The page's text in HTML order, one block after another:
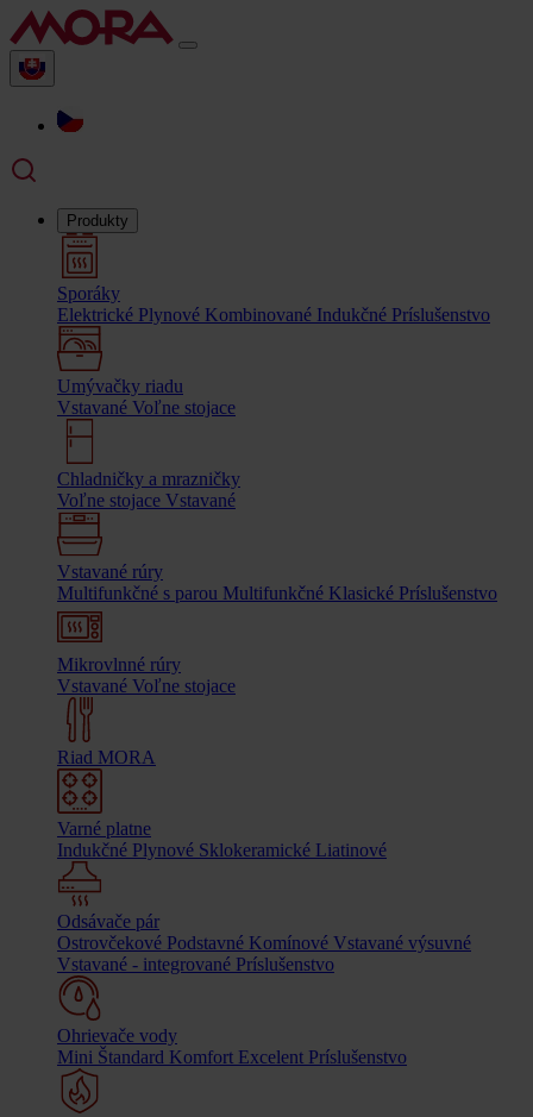
Produkty
Sporáky
Elektrické Plynové Kombinované Indukčné Príslušenstvo
Umývačky riadu
Vstavané Voľne stojace
Chladničky a mrazničky
Voľne stojace Vstavané
Vstavané rúry
Multifunkčné s parou Multifunkčné Klasické Príslušenstvo
Mikrovlnné rúry
Vstavané Voľne stojace
Riad MORA
Varné platne
Indukčné Plynové Sklokeramické Liatinové
Odsávače pár
Ostrovčekové Podstavné Komínové Vstavané výsuvné
Vstavané - integrované Príslušenstvo
Ohrievače vody
Mini Štandard Komfort Excelent Príslušenstvo